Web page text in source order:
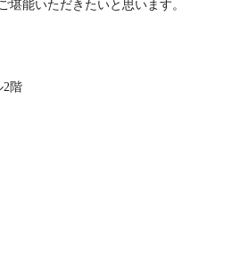
堪能いただきたいと思います。
2階